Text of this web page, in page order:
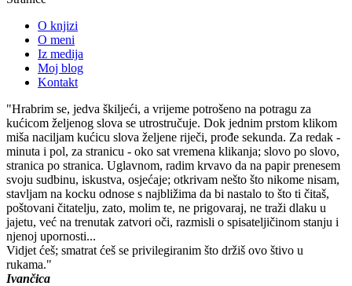
O knjizi
O meni
Iz medija
Moj blog
Kontakt
"Hrabrim se, jedva škiljeći, a vrijeme potrošeno na potragu za
kućicom željenog slova se utrostručuje. Dok jednim prstom klikom
miša naciljam kućicu slova željene riječi, prođe sekunda. Za redak -
minuta i pol, za stranicu - oko sat vremena klikanja; slovo po slovo,
stranica po stranica. Uglavnom, radim krvavo da na papir prenesem
svoju sudbinu, iskustva, osjećaje; otkrivam nešto što nikome nisam,
stavljam na kocku odnose s najbližima da bi nastalo to što ti čitaš,
poštovani čitatelju, zato, molim te, ne prigovaraj, ne traži dlaku u
jajetu, već na trenutak zatvori oči, razmisli o spisateljičinom stanju i
njenoj upornosti...
Vidjet ćeš; smatrat ćeš se privilegiranim što držiš ovo štivo u
rukama."
Ivančica